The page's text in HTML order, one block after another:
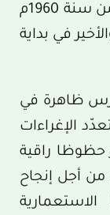
وبالتحديد في مراحل تطوّره الثلاثة: من سنة 1960م
سنة 1980م- 1985م، والأخير في بداية
ظاهرة في
الإغراءات
حظوظا راقية
من أجل إنجاح